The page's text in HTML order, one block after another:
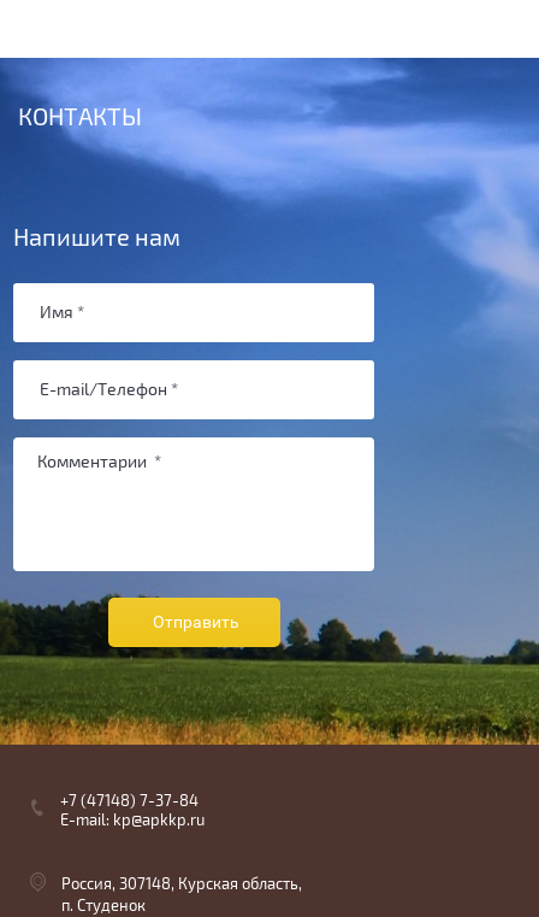
КОНТАКТЫ
Напишите нам
Отправить
+7 (47148) 7-37-84
E-mail: kp@apkkp.ru
Россия, 307148, Курская область,
п. Студенок